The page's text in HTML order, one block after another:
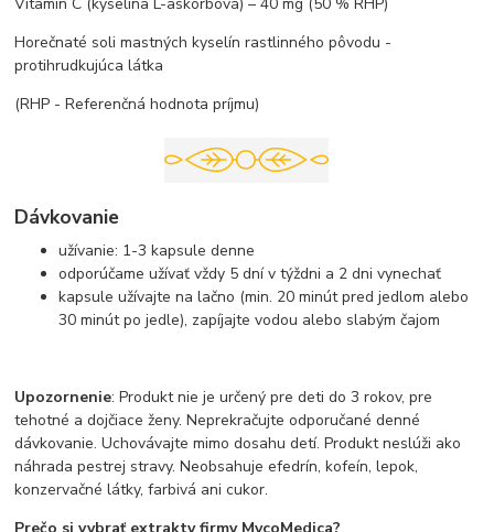
Horečnaté soli mastných kyselín rastlinného pôvodu -
protihrudkujúca látka
(RHP - Referenčná hodnota príjmu)
Dávkovanie
užívanie: 1-3 kapsule denne
odporúčame užívať vždy 5 dní v týždni a 2 dni vynechať
kapsule užívajte na lačno (min. 20 minút pred jedlom alebo
30 minút po jedle), zapíjajte vodou alebo slabým čajom
Upozornenie: Produkt nie je určený pre deti do 3 rokov, pre
tehotné a dojčiace ženy. Neprekračujte odporučané denné
dávkovanie. Uchovávajte mimo dosahu detí. Produkt neslúži ako
náhrada pestrej stravy. Neobsahuje efedrín, kofeín, lepok,
konzervačné látky, farbivá ani cukor.
Prečo si vybrať extrakty firmy MycoMedica?